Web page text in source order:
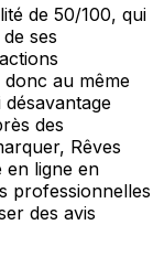
de 50/100, qui
ses
donc au même
des
Rêves
en ligne en
professionnelles
des avis